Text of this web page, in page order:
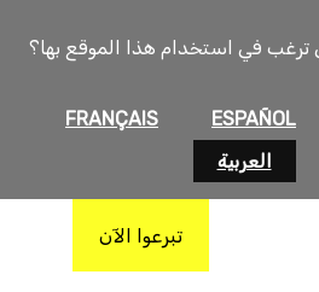
ترغب في استخدام هذا الموقع بها؟
ESPAÑOL
FRANÇAIS
العربية
تبرعوا الآن